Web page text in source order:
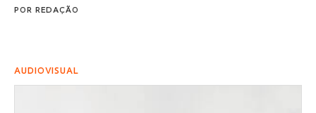
POR REDAÇÃO
AUDIOVISUAL